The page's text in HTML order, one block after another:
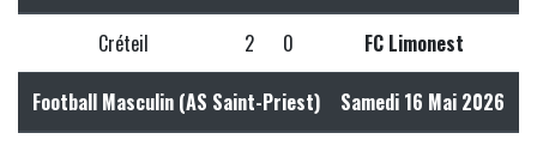
Créteil 2 0 FC Limonest
Football Masculin (AS Saint-Priest) Samedi 16 Mai 2026